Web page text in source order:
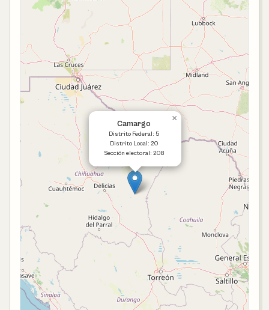
Camargo
Distrito Federal: 5
Distrito Local: 20
Sección electoral: 208
×